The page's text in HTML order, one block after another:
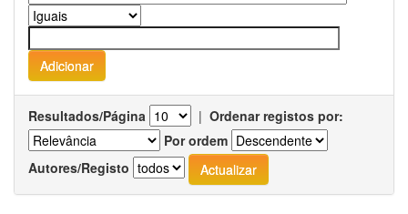
Resultados/Página | Ordenar registos por:
Por ordem
Autores/Registo